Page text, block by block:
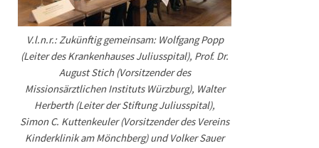
V.l.n.r.: Zukünftig gemeinsam: Wolfgang Popp
(Leiter des Krankenhauses Juliusspital), Prof. Dr.
August Stich (Vorsitzender des
Missionsärztlichen Instituts Würzburg), Walter
Herberth (Leiter der Stiftung Juliusspital),
Simon C. Kuttenkeuler (Vorsitzender des Vereins
Kinderklinik am Mönchberg) und Volker Sauer